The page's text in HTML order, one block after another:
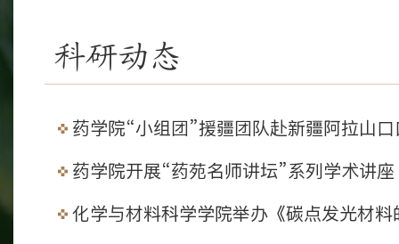
科研动态
药学院“小组团”援疆团队赴新疆阿拉山
药学院开展“药苑名师讲坛”系列学术讲座
化学与材料科学学院举办《碳点发光材